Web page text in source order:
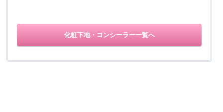
化粧下地・コンシーラー一覧へ